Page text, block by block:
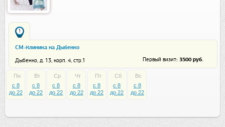
1
СМ-Клиника на Дыбенко
Дыбенко, д. 13, корп. 4, стр.1 Первый визит: 3500 руб.
Пн
c 8
до 22
Вт
c 8
до 22
Ср
c 8
до 22
Чт
c 8
до 22
Пт
c 8
до 22
Сб
c 8
до 22
Вс
c 8
до 22